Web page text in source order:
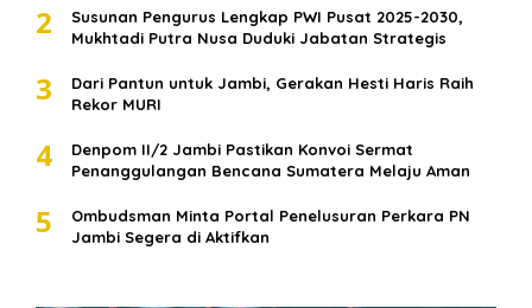
2
Susunan Pengurus Lengkap PWI Pusat 2025-2030,
Mukhtadi Putra Nusa Duduki Jabatan Strategis
3
Dari Pantun untuk Jambi, Gerakan Hesti Haris Raih
Rekor MURI
4
Denpom II/2 Jambi Pastikan Konvoi Sermat
Penanggulangan Bencana Sumatera Melaju Aman
5
Ombudsman Minta Portal Penelusuran Perkara PN
Jambi Segera di Aktifkan